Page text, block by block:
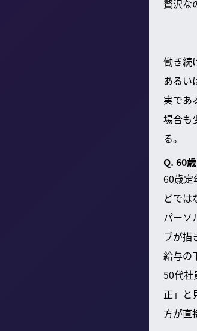
贅沢な
働き続
あるい
実であ
場合も
る。
Q. 60
60歳定
どでは
パーソ
ブが描
給与の
50代社
正」と
方が直